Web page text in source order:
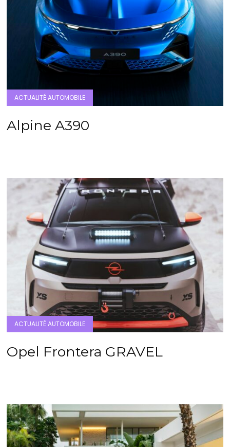
ACTUALITÉ AUTOMOBILE
Alpine A390
ACTUALITÉ AUTOMOBILE
Opel Frontera GRAVEL